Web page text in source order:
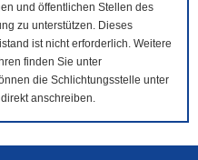
und öffentlichen Stellen des
zu unterstützen. Dieses
ist nicht erforderlich. Weitere
finden Sie unter
die Schlichtungsstelle unter
anschreiben.